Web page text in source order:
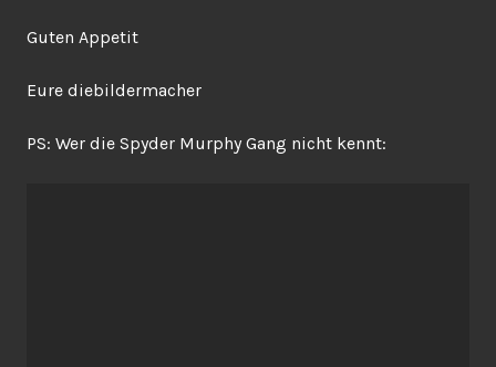
Guten Appetit
Eure diebildermacher
PS: Wer die Spyder Murphy Gang nicht kennt: